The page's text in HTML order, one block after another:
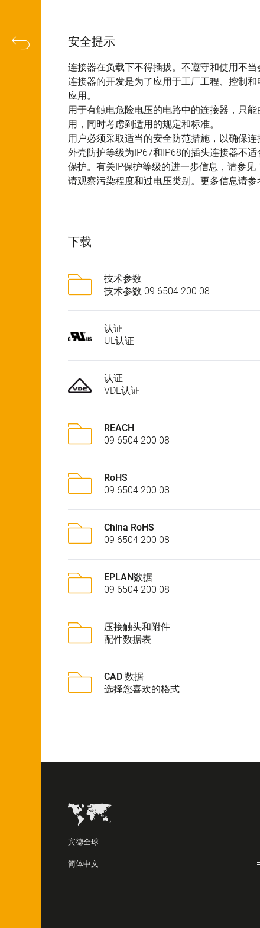
安全提示
连接器在负载下不得插拔。不遵守和使用不当
连接器的开发是为了应用于工厂工程、控制
应用。
用于有触电危险电压的电路中的连接器，只
用，同时考虑到适用的规定和标准。
用户必须采取适当的安全防范措施，以确保
外壳防护等级为IP67和IP68的插头连接器不
保护。有关IP保护等级的进一步信息，请参见
请观察污染程度和过电压类别。更多信息请参
下载
技术参数
技术参数 09 6504 200 08
认证
UL认证
认证
VDE认证
REACH
09 6504 200 08
RoHS
09 6504 200 08
China RoHS
09 6504 200 08
EPLAN数据
09 6504 200 08
压接触头和附件
配件数据表
CAD 数据
选择您喜欢的格式
宾德全球
简体中文